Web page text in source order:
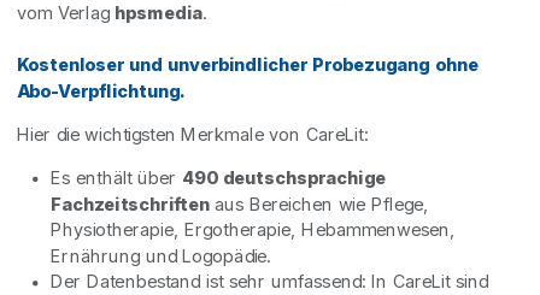
vom Verlag hpsmedia.
Kostenloser und unverbindlicher Probezugang ohne
Abo-Verpflichtung.
Hier die wichtigsten Merkmale von CareLit:
Es enthält über 490 deutschsprachige
Fachzeitschriftenaus Bereichen wie Pflege,
Physiotherapie, Ergotherapie, Hebammenwesen,
Ernährung und Logopädie.
Der Datenbestand ist sehr umfassend: In CareLit sind